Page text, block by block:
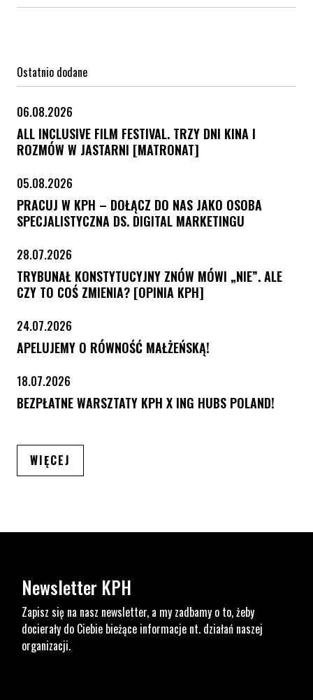
Ostatnio dodane
06.08.2026
ALL INCLUSIVE FILM FESTIVAL. TRZY DNI KINA I
ROZMÓW W JASTARNI [MATRONAT]
05.08.2026
PRACUJ W KPH – DOŁĄCZ DO NAS JAKO OSOBA
SPECJALISTYCZNA DS. DIGITAL MARKETINGU
28.07.2026
TRYBUNAŁ KONSTYTUCYJNY ZNÓW MÓWI „NIE”. ALE
CZY TO COŚ ZMIENIA? [OPINIA KPH]
24.07.2026
APELUJEMY O RÓWNOŚĆ MAŁŻEŃSKĄ!
18.07.2026
BEZPŁATNE WARSZTATY KPH X ING HUBS POLAND!
WIĘCEJ
Newsletter KPH
Zapisz się na nasz newsletter, a my zadbamy o to, żeby
docierały do Ciebie bieżące informacje nt. działań naszej
organizacji.